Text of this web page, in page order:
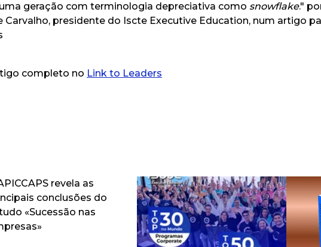
geração com terminologia depreciativa como snowflake."
Carvalho, presidente do Iscte Executive Education, num artigo
completo no Link to Leaders